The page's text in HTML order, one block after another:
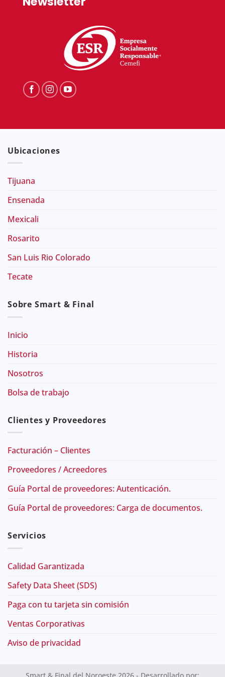
Ubicaciones
Tijuana
Ensenada
Mexicali
Rosarito
San Luis Rio Colorado
Tecate
Sobre Smart & Final
Inicio
Historia
Nosotros
Bolsa de trabajo
Clientes y Proveedores
Facturación – Clientes
Proveedores / Acreedores
Guía Portal de proveedores: Autenticación.
Guía Portal de proveedores: Carga de documentos.
Servicios
Calidad Garantizada
Safety Data Sheet (SDS)
Paga con tu tarjeta sin comisión
Ventas Corporativas
Aviso de privacidad